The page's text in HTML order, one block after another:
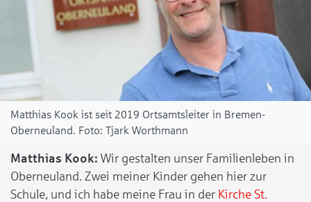
Matthias Kook ist seit 2019 Ortsamtsleiter in Bremen-
Oberneuland.
Tjark Worthmann
Matthias Kook: Wir gestalten unser Familienleben in
Oberneuland. Zwei meiner Kinder gehen hier zur
Schule, und ich habe meine Frau in der Kirche St.